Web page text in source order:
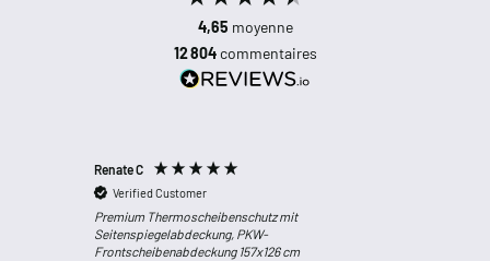
4,65 moyenne
12 804 commentaires
Renate C
Verified Customer
Premium Thermoscheibenschutz mit
Seitenspiegelabdeckung, PKW-
Frontscheibenabdeckung 157x126 cm